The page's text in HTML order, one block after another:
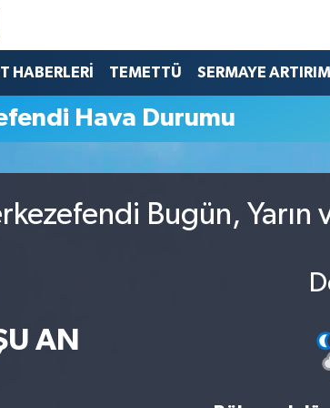
HABERLERİ TEMETTÜ SERMAYE ARTIRIMI
Hava Durumu
Bugün, Yarın
AN